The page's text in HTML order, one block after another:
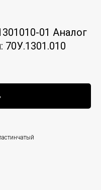
01 Аналог
70У.1301.010